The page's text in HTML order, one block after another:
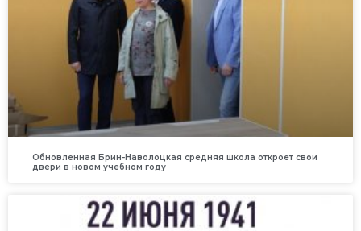
Обновленная Брин-Наволоцкая средняя школа откроет свои
двери в новом учебном году